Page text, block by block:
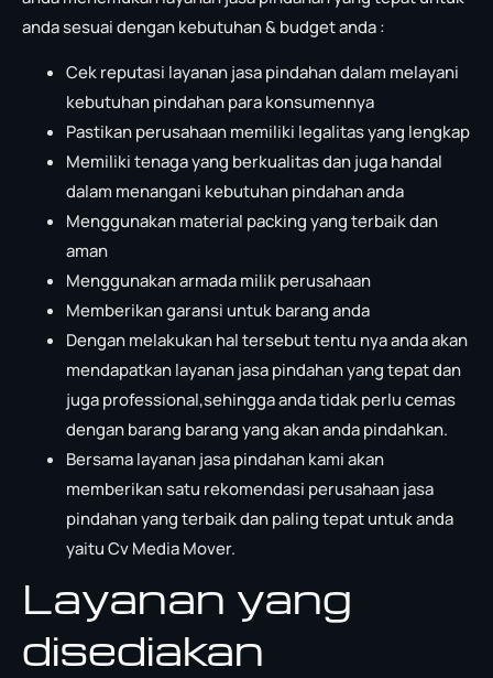
anda sesuai dengan kebutuhan & budget anda :
Cek reputasi layanan jasa pindahan dalam melayani
kebutuhan pindahan para konsumennya
Pastikan perusahaan memiliki legalitas yang lengkap
Memiliki tenaga yang berkualitas dan juga handal
dalam menangani kebutuhan pindahan anda
Menggunakan material packing yang terbaik dan
aman
Menggunakan armada milik perusahaan
Memberikan garansi untuk barang anda
Dengan melakukan hal tersebut tentu nya anda akan
mendapatkan layanan jasa pindahan yang tepat dan
juga professional,sehingga anda tidak perlu cemas
dengan barang barang yang akan anda pindahkan.
Bersama layanan jasa pindahan kami akan
memberikan satu rekomendasi perusahaan jasa
pindahan yang terbaik dan paling tepat untuk anda
yaitu Cv Media Mover.
Layanan yang
disediakan